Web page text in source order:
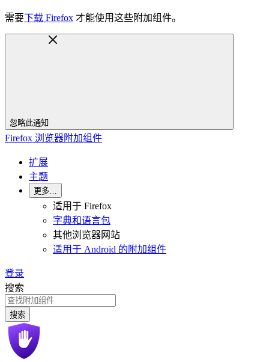
需要下载 Firefox 才能使用这些附加组件。
忽略此通知
Firefox 浏览器附加组件
扩展
主题
更多…
适用于 Firefox
字典和语言包
其他浏览器网站
适用于 Android 的附加组件
登录
搜索
搜索